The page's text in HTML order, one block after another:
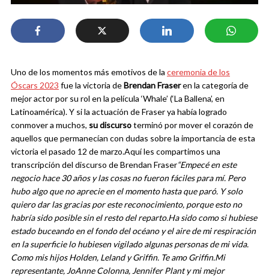
Uno de los momentos más emotivos de la ceremonia de los
Óscars 2023 fue la victoria deBrendan Fraseren la categoría de
mejor actor por su rol en la película ‘Whale’ (‘La Ballena’, en
Latinoamérica). Y si la actuación de Fraser ya había logrado
conmover a muchos, su discursoterminó por mover el corazón de
aquellos que permanecían con dudas sobre la importancia de esta
victoria el pasado 12 de marzo.Aquí les compartimos una
transcripción del discurso de Brendan Fraser“Empecé en este
negocio hace 30 años y las cosas no fueron fáciles para mí. Pero
hubo algo que no aprecie en el momento hasta que paró. Y solo
quiero dar las gracias por este reconocimiento, porque esto no
habría sido posible sin el resto del reparto.Ha sido como si hubiese
estado buceando en el fondo del océano y el aire de mi respiración
en la superficie lo hubiesen vigilado algunas personas de mi vida.
Como mis hijos Holden, Leland y Griffin. Te amo Griffin.Mi
representante, JoAnne Colonna, Jennifer Plant y mi mejor